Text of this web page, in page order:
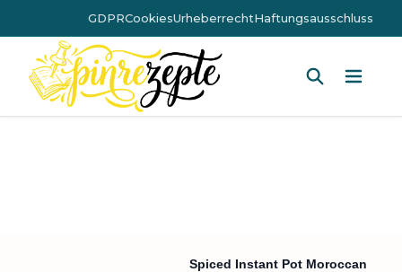
GDPRCookiesUrheberrechtHaftungsausschluss
Spiced Instant Pot Moroccan